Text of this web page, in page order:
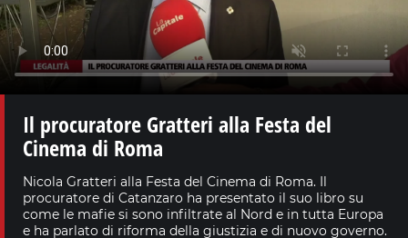
Il procuratore Gratteri alla Festa del
Cinema di Roma
Nicola Gratteri alla Festa del Cinema di Roma. Il
procuratore di Catanzaro ha presentato il suo libro su
come le mafie si sono infiltrate al Nord e in tutta Europa
e ha parlato di riforma della giustizia e di nuovo governo.